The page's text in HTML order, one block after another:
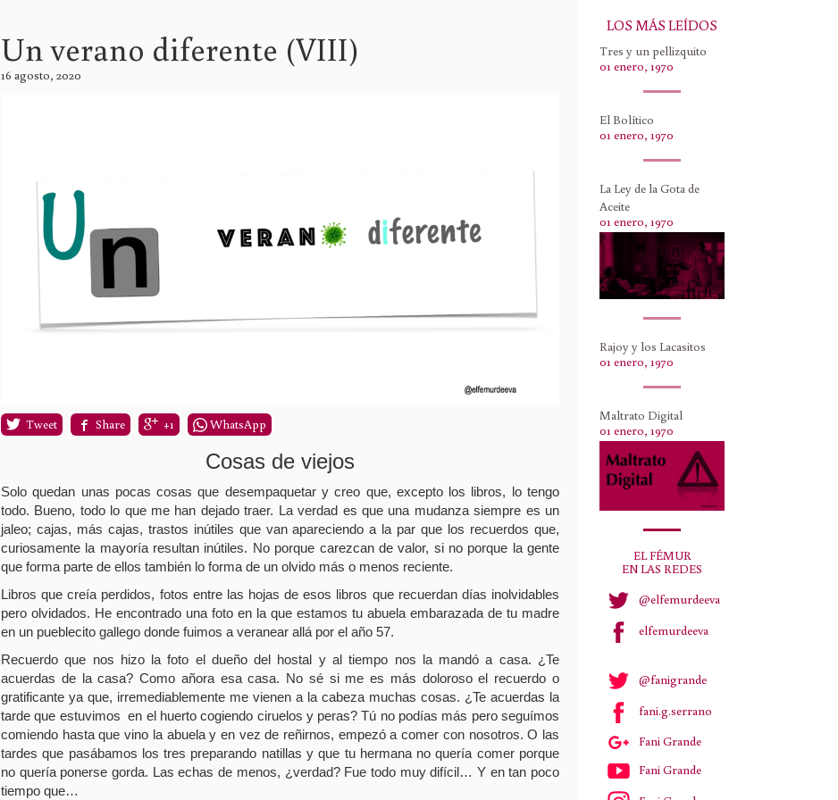
Un verano diferente (VIII)
16 agosto, 2020
Tweet Share +1 WhatsApp
Cosas de viejos
Solo quedan unas pocas cosas que desempaquetar y creo que, excepto los libros, lo tengo
todo. Bueno, todo lo que me han dejado traer. La verdad es que una mudanza siempre es un
jaleo; cajas, más cajas, trastos inútiles que van apareciendo a la par que los recuerdos que,
curiosamente la mayoría resultan inútiles. No porque carezcan de valor, si no porque la gente
que forma parte de ellos también lo forma de un olvido más o menos reciente.
Libros que creía perdidos, fotos entre las hojas de esos libros que recuerdan días inolvidables
pero olvidados. He encontrado una foto en la que estamos tu abuela embarazada de tu madre
en un pueblecito gallego donde fuimos a veranear allá por el año 57.
Recuerdo que nos hizo la foto el dueño del hostal y al tiempo nos la mandó a casa. ¿Te
acuerdas de la casa? Como añora esa casa. No sé si me es más doloroso el recuerdo o
gratificante ya que, irremediablemente me vienen a la cabeza muchas cosas. ¿Te acuerdas la
tarde que estuvimos en el huerto cogiendo ciruelos y peras? Tú no podías más pero seguímos
comiendo hasta que vino la abuela y en vez de reñirnos, empezó a comer con nosotros. O las
tardes que pasábamos los tres preparando natillas y que tu hermana no quería comer porque
no quería ponerse gorda. Las echas de menos, ¿verdad? Fue todo muy difícil… Y en tan poco
tiempo que…
LOS MÁS LEÍDOS
Tres y un pellizquito
01 enero, 1970
El Bolítico
01 enero, 1970
La Ley de la Gota de
Aceite
01 enero, 1970
Rajoy y los Lacasitos
01 enero, 1970
Maltrato Digital
01 enero, 1970
EL FÉMUR
EN LAS REDES
@elfemurdeeva
elfemurdeeva
@fanigrande
fani.g.serrano
Fani Grande
Fani Grande